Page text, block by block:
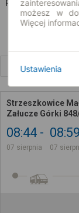
Rozkład jazdy i
Strzeszkowice
Załucze Górki
08:44
07 sierpnia
08:59
07
możesz w
Więcej
Ustawienia